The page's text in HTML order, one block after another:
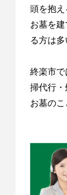
頭を抱え
お墓を
る方は多
終楽市
掃代行・
お墓のこ